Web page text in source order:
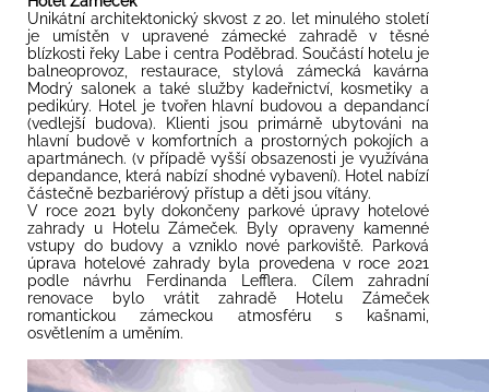
Unikátní architektonický skvost z 20. let minulého století
je umístěn v upravené zámecké zahradě v těsné
blízkosti řeky Labe i centra Poděbrad. Součástí hotelu je
balneoprovoz, restaurace, stylová zámecká kavárna
Modrý salonek a také služby kadeřnictví, kosmetiky a
pedikúry. Hotel je tvořen hlavní budovou a depandancí
(vedlejší budova). Klienti jsou primárně ubytováni na
hlavní budově v komfortních a prostorných pokojích a
apartmánech. (v případě vyšší obsazenosti je využívána
depandance, která nabízí shodné vybavení). Hotel nabízí
částečně bezbariérový přístup a děti jsou vítány.
V roce 2021 byly dokončeny parkové úpravy hotelové
zahrady u Hotelu Zámeček. Byly opraveny kamenné
vstupy do budovy a vzniklo nové parkoviště. Parková
úprava hotelové zahrady byla provedena v roce 2021
podle návrhu Ferdinanda Lefflera. Cílem zahradní
renovace bylo vrátit zahradě Hotelu Zámeček
romantickou zámeckou atmosféru s kašnami,
osvětlením a uměním.